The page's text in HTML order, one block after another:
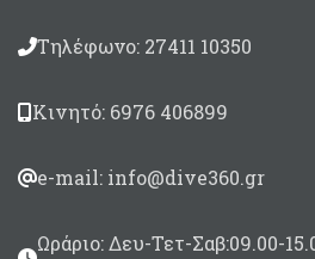
Τηλέφωνο: 27411 10350
Κινητό: 6976 406899
e-mail: info@dive360.gr
Ωράριο: Δευ-Τετ-Σαβ:09.00-